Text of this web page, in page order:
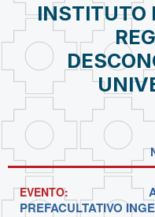
INSTITUTO
EVENTO:
PREFACULTATIVO